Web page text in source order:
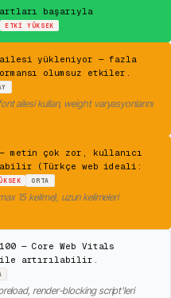
başarıyla
ETKIYÜKSEK
yükleniyor — fazla
olumsuz etkiler.
ailesi kullan, weight varyasyonlarını
metin çok zor, kullanıcı
(Türkçe web ideali:
ORTA
15 kelime), uzun kelimeleri
— Core Web Vitals
ile artırılabilir.
render-blocking script'leri